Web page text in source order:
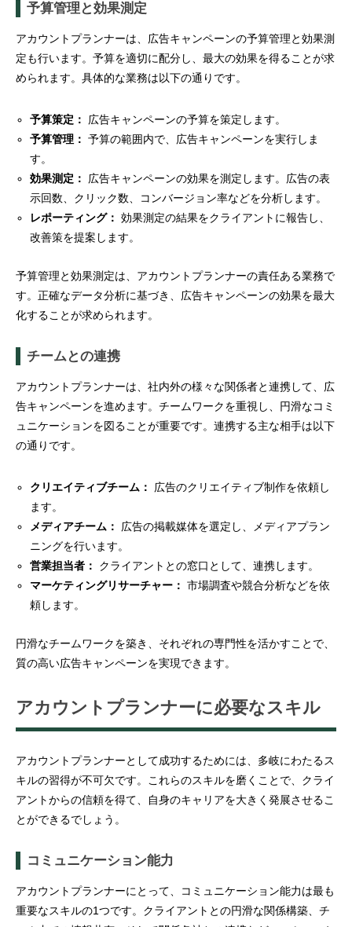
予算管理と効果測定
アカウントプランナーは、広告キャンペーンの予算管理と効果測
定も行います。予算を適切に配分し、最大の効果を得ることが求
められます。具体的な業務は以下の通りです。
予算策定：
広告キャンペーンの予算を策定します。
予算管理： 予算の範囲内で、広告キャンペーンを実行しま
す。
効果測定：
広告キャンペーンの効果を測定します。広告の表
示回数、クリック数、コンバージョン率などを分析します。
レポーティング： 効果測定の結果をクライアントに報告し、
改善策を提案します。
予算管理と効果測定は、アカウントプランナーの責任ある業務で
す。正確なデータ分析に基づき、広告キャンペーンの効果を最大
化することが求められます。
チームとの連携
アカウントプランナーは、社内外の様々な関係者と連携して、広
告キャンペーンを進めます。チームワークを重視し、円滑なコミ
ュニケーションを図ることが重要です。連携する主な相手は以下
の通りです。
クリエイティブチーム：
広告のクリエイティブ制作を依頼し
ます。
メディアチーム：
広告の掲載媒体を選定し、メディアプラン
ニングを行います。
営業担当者：
クライアントとの窓口として、連携します。
マーケティングリサーチャー： 市場調査や競合分析などを依
頼します。
円滑なチームワークを築き、それぞれの専門性を活かすことで、
質の高い広告キャンペーンを実現できます。
アカウントプランナーに必要なスキル
アカウントプランナーとして成功するためには、多岐にわたるス
キルの習得が不可欠です。これらのスキルを磨くことで、クライ
アントからの信頼を得て、自身のキャリアを大きく発展させるこ
とができるでしょう。
コミュニケーション能力
アカウントプランナーにとって、コミュニケーション能力は最も
重要なスキルの1つです。クライアントとの円滑な関係構築、チ